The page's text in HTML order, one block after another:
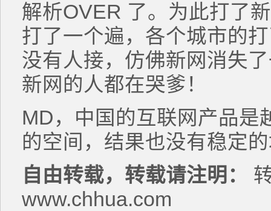
解析OVER 了。为此打了
打了一个遍，各个城市的
没有人接，仿佛新网消失
新网的人都在哭爹！
MD，中国的互联网产品是
的空间，结果也没有稳定
自由转载，转载请注明：
www.chhua.com